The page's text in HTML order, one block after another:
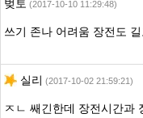
벚토 (2017-10-10 11:29:48)
쓰기 존나 어려움 장전도
실리 (2017-10-02 21:59:21)
ㅈㄴ 쌔긴한데 장전시간과